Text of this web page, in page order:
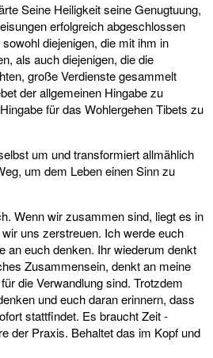
Seine Heiligkeit seine Genugtuung,
erfolgreich abgeschlossen
diejenigen, die mit ihm in
als auch diejenigen, die die
große Verdienste gesammelt
der allgemeinen Hingabe zu
für das Wohlergehen Tibets zu
um und transformiert allmählich
um dem Leben einen Sinn zu
Wenn wir zusammen sind, liegt es in
uns zerstreuen. Ich werde euch
an euch denken. Ihr wiederum denkt
Zusammensein, denkt an meine
die Verwandlung sind. Trotzdem
und euch daran erinnern, dass
stattfindet. Es braucht Zeit -
der Praxis. Behaltet das im Kopf und